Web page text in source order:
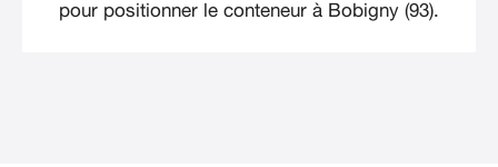
pour positionner le conteneur à Bobigny (93).